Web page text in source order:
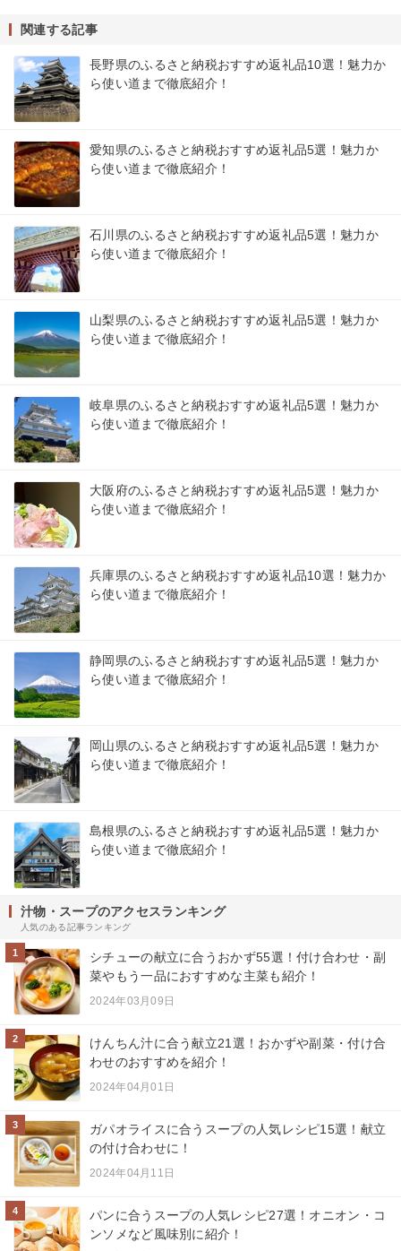
関連する記事
長野県のふるさと納税おすすめ返礼品10選！魅力か
ら使い道まで徹底紹介！
愛知県のふるさと納税おすすめ返礼品5選！魅力か
ら使い道まで徹底紹介！
石川県のふるさと納税おすすめ返礼品5選！魅力か
ら使い道まで徹底紹介！
山梨県のふるさと納税おすすめ返礼品5選！魅力か
ら使い道まで徹底紹介！
岐阜県のふるさと納税おすすめ返礼品5選！魅力か
ら使い道まで徹底紹介！
大阪府のふるさと納税おすすめ返礼品5選！魅力か
ら使い道まで徹底紹介！
兵庫県のふるさと納税おすすめ返礼品10選！魅力か
ら使い道まで徹底紹介！
静岡県のふるさと納税おすすめ返礼品5選！魅力か
ら使い道まで徹底紹介！
岡山県のふるさと納税おすすめ返礼品5選！魅力か
ら使い道まで徹底紹介！
島根県のふるさと納税おすすめ返礼品5選！魅力か
ら使い道まで徹底紹介！
汁物・スープのアクセスランキング
人気のある記事ランキング
1
シチューの献立に合うおかず55選！付け合わせ・副
菜やもう一品におすすめな主菜も紹介！
2024年03月09日
2
けんちん汁に合う献立21選！おかずや副菜・付け合
わせのおすすめを紹介！
2024年04月01日
3
ガパオライスに合うスープの人気レシピ15選！献立
の付け合わせに！
2024年04月11日
4
パンに合うスープの人気レシピ27選！オニオン・コ
ンソメなど風味別に紹介！